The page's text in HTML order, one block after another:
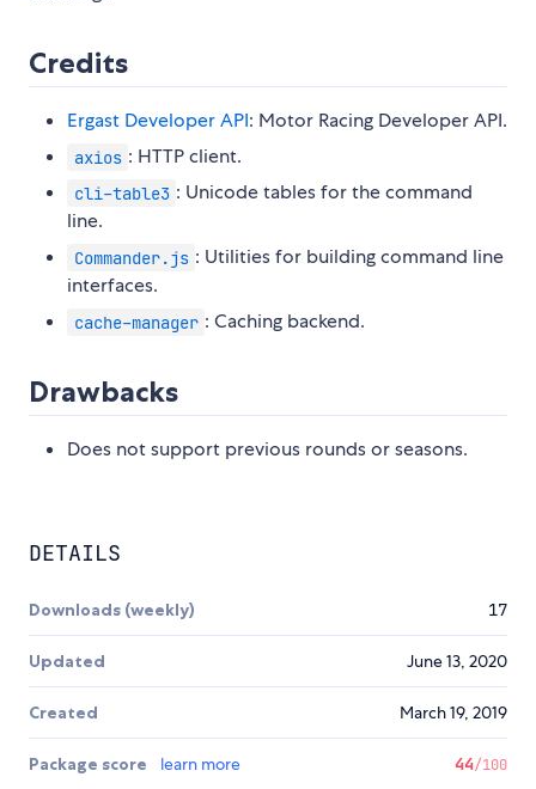
Credits
Ergast Developer API: Motor Racing Developer API.
axios : HTTP client.
cli-table3 : Unicode tables for the command
line.
Commander.js : Utilities for building command line
interfaces.
cache-manager : Caching backend.
Drawbacks
Does not support previous rounds or seasons.
DETAILS
Downloads (weekly) 17
Updated June 13, 2020
Created March 19, 2019
Package score learn more 44/100